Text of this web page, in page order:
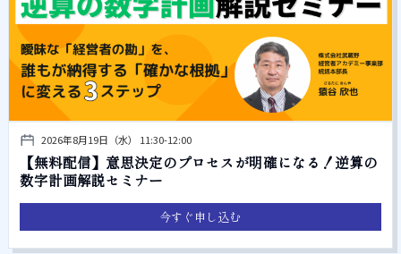
2026年8月19日（水） 11:30-12:00
【無料配信】意思決定のプロセスが明確になる！逆算の
数字計画解説セミナー
今すぐ申し込む